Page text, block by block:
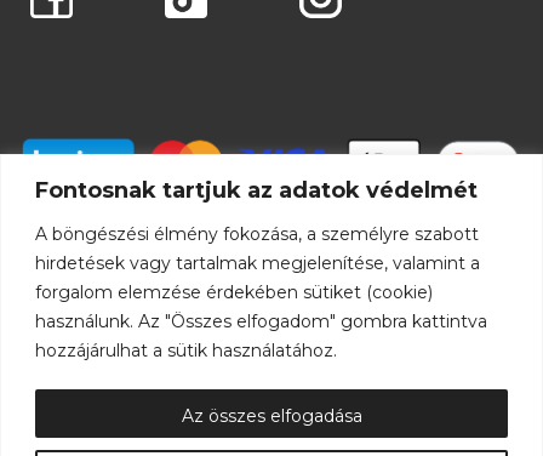
Fontosnak tartjuk az adatok védelmét
A böngészési élmény fokozása, a személyre szabott
hirdetések vagy tartalmak megjelenítése, valamint a
forgalom elemzése érdekében sütiket (cookie)
használunk. Az "Összes elfogadom" gombra kattintva
hozzájárulhat a sütik használatához.
Az összes elfogadása